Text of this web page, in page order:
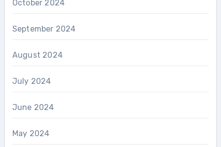
October 2024
September 2024
August 2024
July 2024
June 2024
May 2024